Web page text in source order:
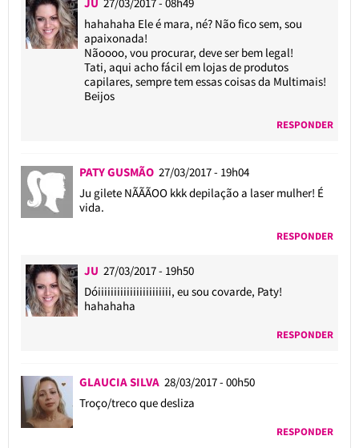
JU 27/03/2017 - 08h49
hahahaha Ele é mara, né? Não fico sem, sou
apaixonada!
Nãoooo, vou procurar, deve ser bem legal!
Tati, aqui acho fácil em lojas de produtos
capilares, sempre tem essas coisas da Multimais!
Beijos
RESPONDER
PATY GUSMÃO 27/03/2017 - 19h04
Ju gilete NÃÃÃOO kkk depilação a laser mulher! É
vida.
RESPONDER
JU 27/03/2017 - 19h50
Dóiiiiiiiiiiiiiiiiiiiiiii, eu sou covarde, Paty!
hahahaha
RESPONDER
GLAUCIA SILVA 28/03/2017 - 00h50
Troço/treco que desliza
RESPONDER